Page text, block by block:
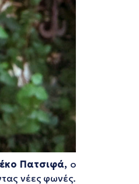
Πατσιφά, ο
νέες φωνές.